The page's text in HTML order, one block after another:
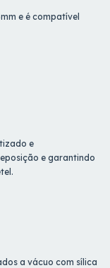
e é compatível
e
e garantindo
a vácuo com sílica